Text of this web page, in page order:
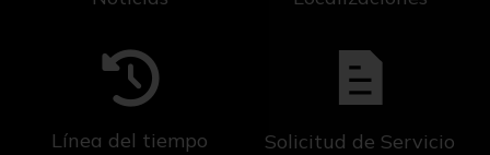
Línea del tiempo Solicitud de Servicio